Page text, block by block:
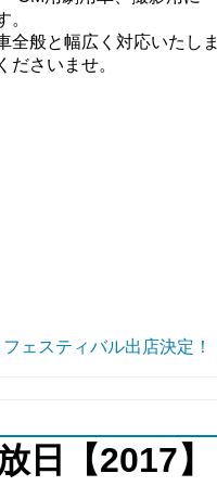
。
全般と幅広く対応いたし
ださいませ。
ェスティバル出店決定！
日【2017】